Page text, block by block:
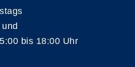
bis 18:00 Uhr